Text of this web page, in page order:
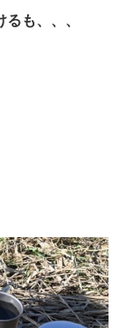
も、、、